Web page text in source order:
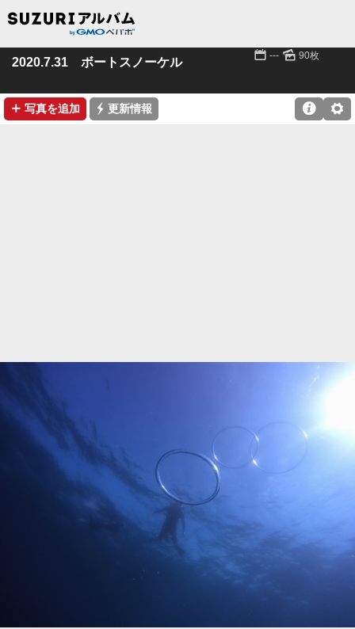
2020.7.31 ボートスノーケル 📅 --- 🌄 90枚
➕ 写真を追加 ⚡ 更新情報 ⚙
